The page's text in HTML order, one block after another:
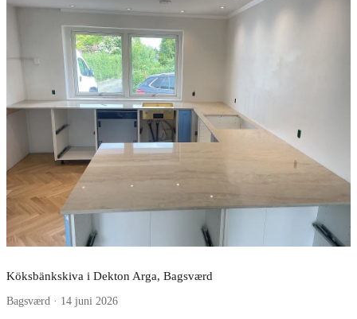
Köksbänkskiva i Dekton Arga, Bagsværd
Bagsværd · 14 juni 2026